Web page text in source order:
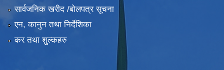
सार्वजनिक खरीद /बोलपत्र सूचना
एन, कानुन तथा निर्देशिका
कर तथा शुल्कहरु